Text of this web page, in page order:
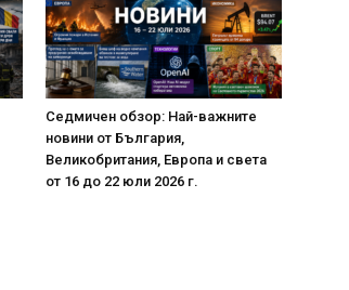
Седмичен обзор: Най-важните
новини от България,
Великобритания, Европа и света
от 16 до 22 юли 2026 г.